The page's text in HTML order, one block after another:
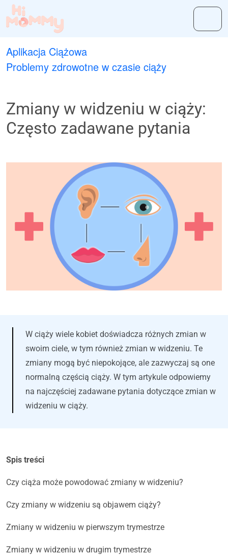
Aplikacja Ciążowa
Problemy zdrowotne w czasie ciąży
Zmiany w widzeniu w ciąży:
Często zadawane pytania
W ciąży wiele kobiet doświadcza różnych zmian w
swoim ciele, w tym również zmian w widzeniu. Te
zmiany mogą być niepokojące, ale zazwyczaj są one
normalną częścią ciąży. W tym artykule odpowiemy
na najczęściej zadawane pytania dotyczące zmian w
widzeniu w ciąży.
Spis treści
Czy ciąża może powodować zmiany w widzeniu?
Czy zmiany w widzeniu są objawem ciąży?
Zmiany w widzeniu w pierwszym trymestrze
Zmiany w widzeniu w drugim trymestrze